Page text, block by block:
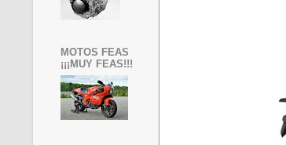
MOTOS FEAS
¡¡¡MUY FEAS!!!